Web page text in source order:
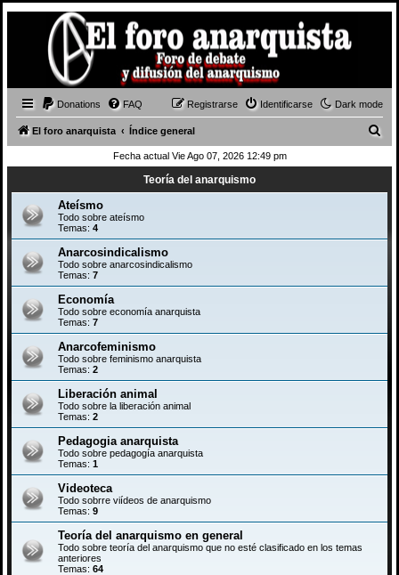
Dark mode
Donations FAQ Identificarse
Registrarse
El foro anarquista Índice general
c
r
Fecha actual Vie Ago 07, 2026 12:49 pm
Teoría del anarquismo
Ateísmo
Todo sobre ateísmo
Temas: 4
Anarcosindicalismo
Todo sobre anarcosindicalismo
Temas: 7
Economía
Todo sobre economía anarquista
Temas: 7
Anarcofeminismo
Todo sobre feminismo anarquista
Temas: 2
Liberación animal
Todo sobre la liberación animal
Temas: 2
Pedagogia anarquista
Todo sobre pedagogía anarquista
Temas: 1
Videoteca
Todo sobrre viídeos de anarquismo
Temas: 9
Teoría del anarquismo en general
Todo sobre teoría del anarquismo que no esté clasificado en los temas
anteriores
Temas: 64